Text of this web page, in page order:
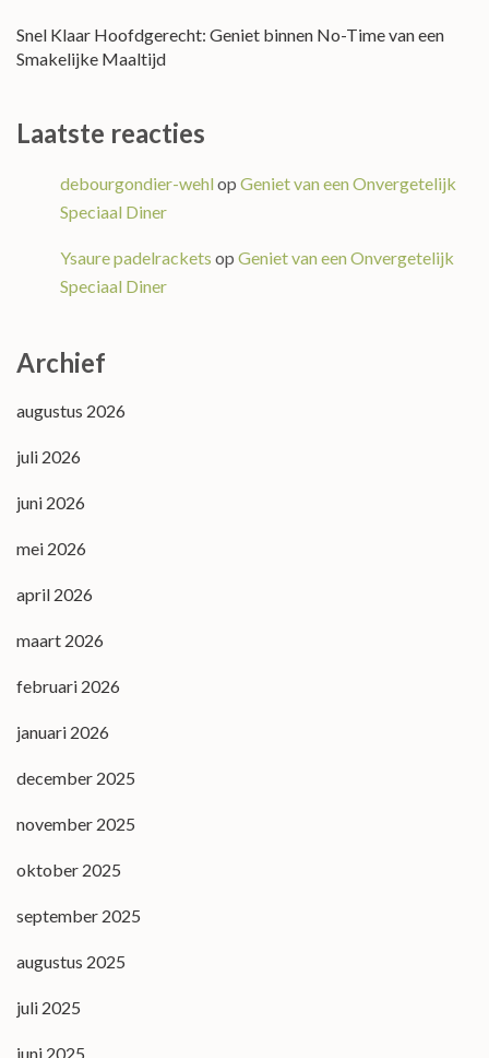
Snel Klaar Hoofdgerecht: Geniet binnen No-Time van een
Smakelijke Maaltijd
Laatste reacties
debourgondier-wehl op Geniet van een Onvergetelijk
Speciaal Diner
Ysaure padelrackets op Geniet van een Onvergetelijk
Speciaal Diner
Archief
augustus 2026
juli 2026
juni 2026
mei 2026
april 2026
maart 2026
februari 2026
januari 2026
december 2025
november 2025
oktober 2025
september 2025
augustus 2025
juli 2025
juni 2025